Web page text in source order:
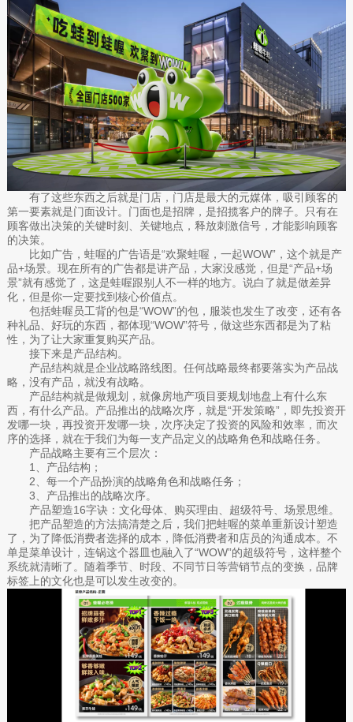
有了这些东西之后就是门店，门店是最大的元媒体，吸引顾客的
第一要素就是门面设计。门面也是招牌，是招揽客户的牌子。只有在
顾客做出决策的关键时刻、关键地点，释放刺激信号，才能影响顾客
的决策。
比如广告，蛙喔的广告语是“欢聚蛙喔，一起WOW”，这个就是产
品+场景。现在所有的广告都是讲产品，大家没感觉，但是“产品+场
景”就有感觉了，这是蛙喔跟别人不一样的地方。说白了就是做差异
化，但是你一定要找到核心价值点。
包括蛙喔员工背的包是“WOW”的包，服装也发生了改变，还有各
种礼品、好玩的东西，都体现“WOW”符号，做这些东西都是为了粘
性，为了让大家重复购买产品。
接下来是产品结构。
产品结构就是企业战略路线图。任何战略最终都要落实为产品战
略，没有产品，就没有战略。
产品结构就是做规划，就像房地产项目要规划地盘上有什么东
西，有什么产品。产品推出的战略次序，就是“开发策略”，即先投资开
发哪一块，再投资开发哪一块，次序决定了投资的风险和效率，而次
序的选择，就在于我们为每一支产品定义的战略角色和战略任务。
产品战略主要有三个层次：
1、产品结构；
2、每一个产品扮演的战略角色和战略任务；
3、产品推出的战略次序。
产品塑造16字诀：文化母体、购买理由、超级符号、场景思维。
把产品塑造的方法搞清楚之后，我们把蛙喔的菜单重新设计塑造
了，为了降低消费者选择的成本，降低消费者和店员的沟通成本。不
单是菜单设计，连锅这个器皿也融入了“WOW”的超级符号，这样整个
系统就清晰了。随着季节、时段、不同节日等营销节点的变换，品牌
标签上的文化也是可以发生改变的。